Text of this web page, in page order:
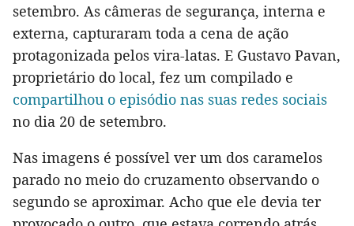
setembro. As câmeras de segurança, interna e
externa, capturaram toda a cena de ação
protagonizada pelos vira-latas. E Gustavo Pavan,
proprietário do local, fez um compilado e
compartilhou o episódio nas suas redes sociais
no dia 20 de setembro.
Nas imagens é possível ver um dos caramelos
parado no meio do cruzamento observando o
segundo se aproximar. Acho que ele devia ter